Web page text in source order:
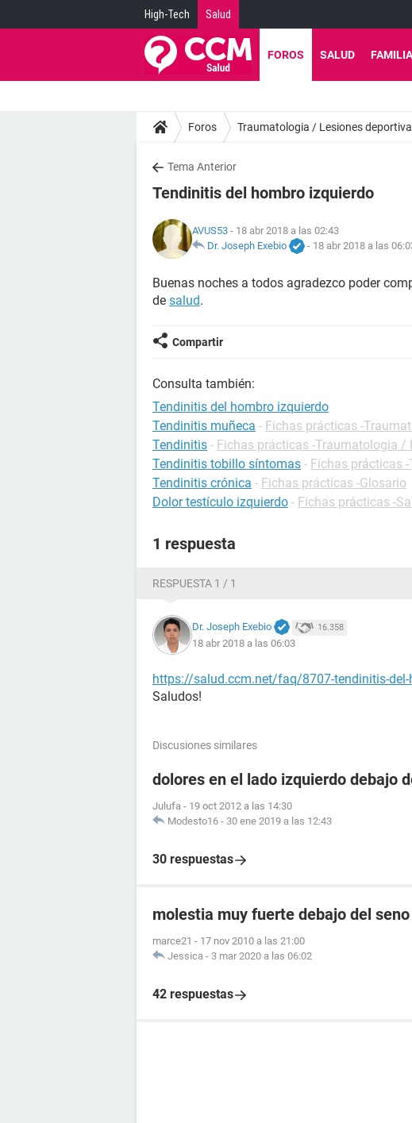
High-Tech Salud
FOROS SALUD FAMILIA
Foros Traumatologia / Lesiones
Tema Anterior
Tendinitis del hombro izquierdo
AVUS53 - 18 abr 2018 a las 02:43
Dr. Joseph Exebio
- 18 abr 2018 a las
Buenas noches a todos agradezco poder
de salud.
Compartir
Consulta también:
Tendinitis del hombro izquierdo
Tendinitis muñeca - Fichas prácticas -
Tendinitis - Fichas prácticas -Traumatologia /
Tendinitis tobillo síntomas - Fichas prácticas
Tendinitis crónica - Fichas prácticas -Glosario
Dolor testículo izquierdo - Fichas prácticas -
1 respuesta
RESPUESTA 1 / 1
Dr. Joseph Exebio 16.358
18 abr 2018 a las 06:03
https://salud.ccm.net/faq/8707-tendinitis-
Saludos!
Discusiones similares
dolores en el lado izquierdo debajo
Julufa - 19 oct 2012 a las 14:30
Modesto16 - 30 ene 2019 a las 12:43
30 respuestas
molestia muy fuerte debajo del
marce21 - 17 nov 2010 a las 21:00
Jessica - 3 mar 2020 a las 06:02
42 respuestas